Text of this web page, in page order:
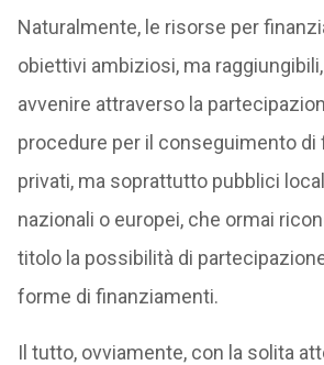
Naturalmente, le risorse per
obiettivi ambiziosi, ma
avvenire attraverso la
procedure per il conseguimento di
privati, ma soprattutto pubblici
nazionali o europei, che ormai
titolo la possibilità di
forme di finanziamenti.
Il tutto, ovviamente, con la solita